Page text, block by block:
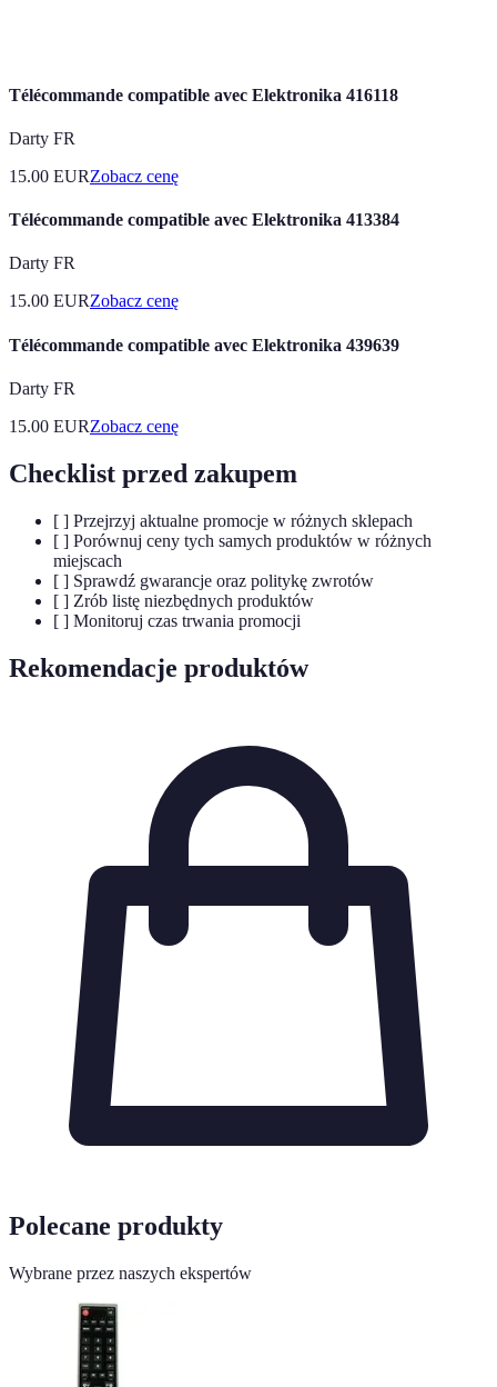
Télécommande compatible avec Elektronika 416118
Darty FR
15.00 EURZobacz cenę
Télécommande compatible avec Elektronika 413384
Darty FR
15.00 EURZobacz cenę
Télécommande compatible avec Elektronika 439639
Darty FR
15.00 EURZobacz cenę
Checklist przed zakupem
[ ] Przejrzyj aktualne promocje w różnych sklepach
[ ] Porównuj ceny tych samych produktów w różnych
miejscach
[ ] Sprawdź gwarancje oraz politykę zwrotów
[ ] Zrób listę niezbędnych produktów
[ ] Monitoruj czas trwania promocji
Rekomendacje produktów
Polecane produkty
Wybrane przez naszych ekspertów